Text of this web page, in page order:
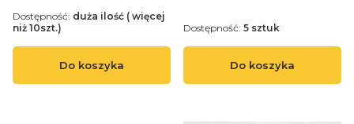
Do koszyka
Dostępność: duża ilość ( więcej
niż 10szt.)
Do koszyka
Dostępność: 5 sztuk